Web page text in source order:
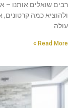
רבים שואלים אותנו
ולהוציא כמה קרטונים,
עולה
Read More »